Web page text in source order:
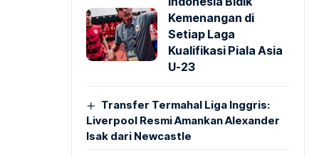
Kemenangan di
Setiap Laga
Kualifikasi Piala Asia
U-23
Transfer Termahal Liga Inggris:
Liverpool Resmi Amankan Alexander
Isak dari Newcastle